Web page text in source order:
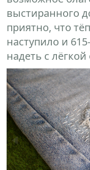
выстиранного
приятно, что
наступило и
надеть с